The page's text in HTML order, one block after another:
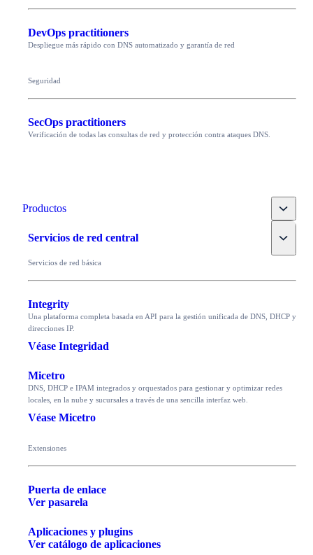
DevOps practitioners
Despliegue más rápido con DNS automatizado y garantía de red
Seguridad
SecOps practitioners
Verificación de todas las consultas de red y protección contra ataques DNS.
Productos Toggle
Servicios de red central Toggle
Servicios de red básica
Integrity
Una plataforma completa basada en API para la gestión unificada de DNS, DHCP y
direcciones IP.
Véase Integridad
Micetro
DNS, DHCP e IPAM integrados y orquestados para gestionar y optimizar redes
locales, en la nube y sucursales a través de una sencilla interfaz web.
Véase Micetro
Extensiones
Puerta de enlace
Ver pasarela
Aplicaciones y plugins
Ver catálogo de aplicaciones